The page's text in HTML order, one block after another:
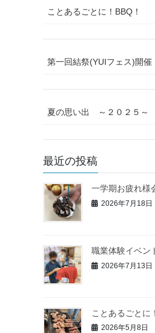
ことあるごとに！BBQ！
第一回結祭(YUIフェス)開催
夏の思い出 ～２０２５～
最近の投稿
一学期お疲れ様
2026年7月18日
職業体験イベン
2026年7月13日
ことあるごとに
2026年5月8日